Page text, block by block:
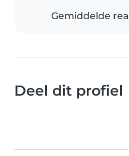
Gemiddelde
Deel dit profiel